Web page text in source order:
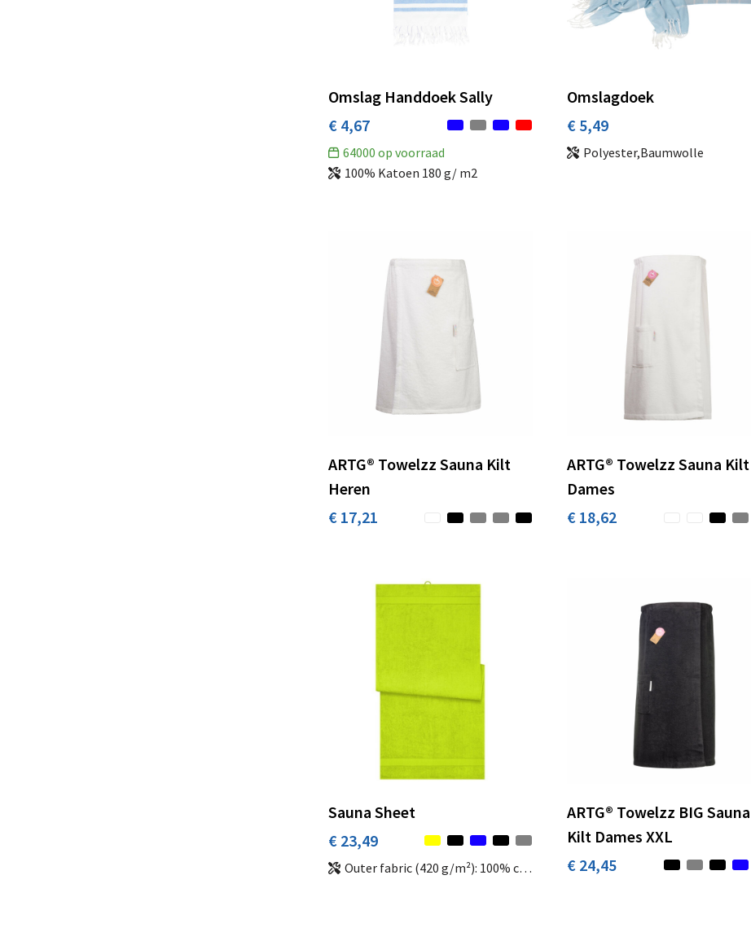
Omslag Handdoek Sally
€ 4,67
64000 op voorraad
100% Katoen 180 g/ m2
Omslagdoek
€ 5,49
Polyester,Baumwolle
ARTG® Towelzz Sauna Kilt
Heren
€ 17,21
ARTG® Towelzz Sauna Kilt
Dames
€ 18,62
Sauna Sheet
€ 23,49
Outer fabric (420 g/m²): 100% cotton
ARTG® Towelzz BIG Sauna
Kilt Dames XXL
€ 24,45